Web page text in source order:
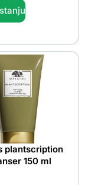
plantscription
150 ml